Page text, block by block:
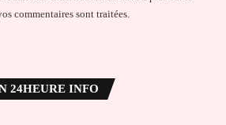
commentaires sont traitées
24HEURE INFO